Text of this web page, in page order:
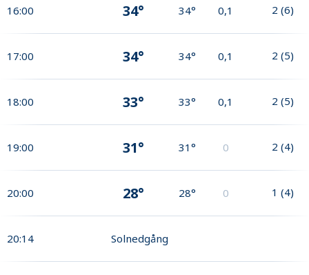
16:00 34° 34° 0,1 2 (6)
17:00 34° 34° 0,1 2 (5)
18:00 33° 33° 0,1 2 (5)
19:00 31° 31° 0 2 (4)
20:00 28° 28° 0 1 (4)
20:14 Solnedgång